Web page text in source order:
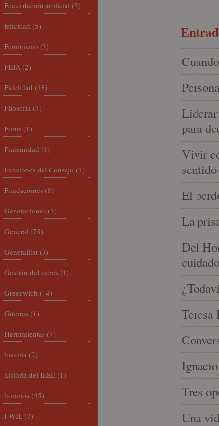
para
Vivir
El
La
Del
cuidado
Teresa
Tres
Una
Fecundación artificial (3)
felicidad (5)
Feminismo (3)
FIBA (2)
Fidelidad (18)
Filosofía (1)
Foros (1)
Fraternidad (1)
Funciones del Consejo (1)
Fundaciones (8)
Generaciones (1)
General (73)
Generalitat (3)
Gestión del estrés (1)
Greenwich (14)
Guerras (1)
Herramientas (7)
historia (2)
historia del IESE (1)
horarios (45)
I WIL (7)